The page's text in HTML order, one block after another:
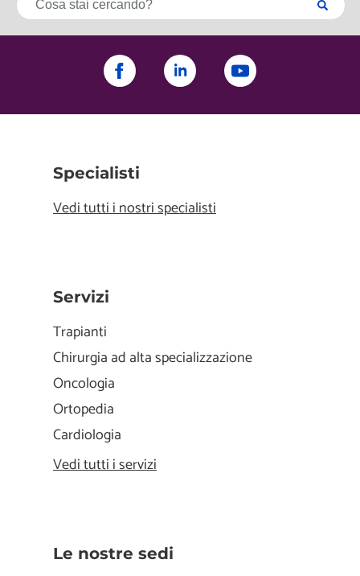
Specialisti
Vedi tutti i nostri specialisti
Servizi
Trapianti
Chirurgia ad alta specializzazione
Oncologia
Ortopedia
Cardiologia
Vedi tutti i servizi
Le nostre sedi